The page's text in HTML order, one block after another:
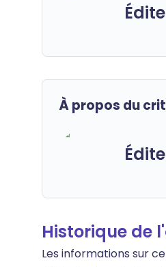
À propos du
Historique de
Les informations sur